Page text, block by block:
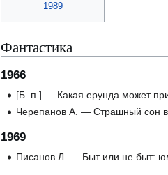
1989
Фантастика
1966
[Б. п.] — Какая ерунда может
Черепанов А. — Страшный сон
1969
Писанов Л. — Быт или не быт: